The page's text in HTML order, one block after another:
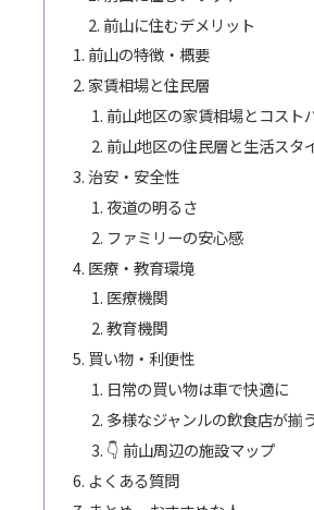
前山に住むデメリット
前山の特徴・概要
家賃相場と住民層
前山地区の家賃相場とコスト
前山地区の住民層と生活スタ
治安・安全性
夜道の明るさ
ファミリーの安心感
医療・教育環境
医療機関
教育機関
買い物・利便性
日常の買い物は車で快適に
多様なジャンルの飲食店が揃
👇 前山周辺の施設マップ
よくある質問